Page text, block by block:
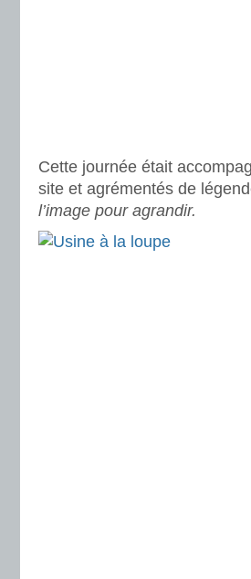
Cette journée était
site et agrémentés de
l’image pour agrandir.